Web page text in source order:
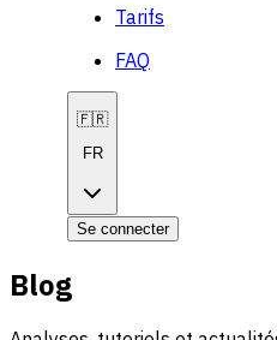
Tarifs
FAQ
🇫🇷
FR
Se connecter
Blog